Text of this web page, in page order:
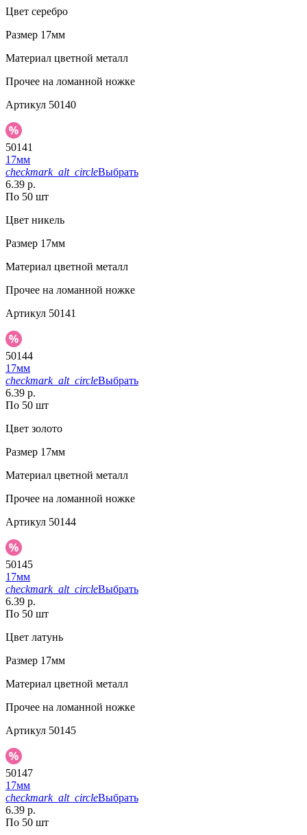
Цвет серебро
Размер 17мм
Материал цветной металл
Прочее на ломанной ножке
Артикул 50140
50141
17мм
checkmark_alt_circleВыбрать
6.39 р.
По 50 шт
Цвет никель
Размер 17мм
Материал цветной металл
Прочее на ломанной ножке
Артикул 50141
50144
17мм
checkmark_alt_circleВыбрать
6.39 р.
По 50 шт
Цвет золото
Размер 17мм
Материал цветной металл
Прочее на ломанной ножке
Артикул 50144
50145
17мм
checkmark_alt_circleВыбрать
6.39 р.
По 50 шт
Цвет латунь
Размер 17мм
Материал цветной металл
Прочее на ломанной ножке
Артикул 50145
50147
17мм
checkmark_alt_circleВыбрать
6.39 р.
По 50 шт